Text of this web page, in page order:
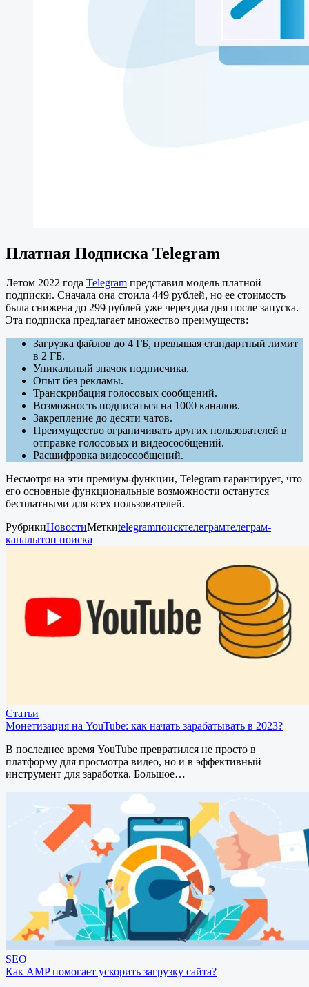
Платная Подписка Telegram
Летом 2022 года Telegram представил модель платной
подписки. Сначала она стоила 449 рублей, но ее стоимость
была снижена до 299 рублей уже через два дня после запуска.
Эта подписка предлагает множество преимуществ:
Загрузка файлов до 4 ГБ, превышая стандартный лимит
в 2 ГБ.
Уникальный значок подписчика.
Опыт без рекламы.
Транскрибация голосовых сообщений.
Возможность подписаться на 1000 каналов.
Закрепление до десяти чатов.
Преимущество ограничивать других пользователей в
отправке голосовых и видеосообщений.
Расшифровка видеосообщений.
Несмотря на эти премиум-функции, Telegram гарантирует, что
его основные функциональные возможности останутся
бесплатными для всех пользователей.
РубрикиНовостиМеткиtelegramпоисктелеграмтелеграм-
каналытоп поиска
Статьи
Монетизация на YouTube: как начать зарабатывать в 2023?
В последнее время YouTube превратился не просто в
платформу для просмотра видео, но и в эффективный
инструмент для заработка. Большое…
SEO
Как AMP помогает ускорить загрузку сайта?